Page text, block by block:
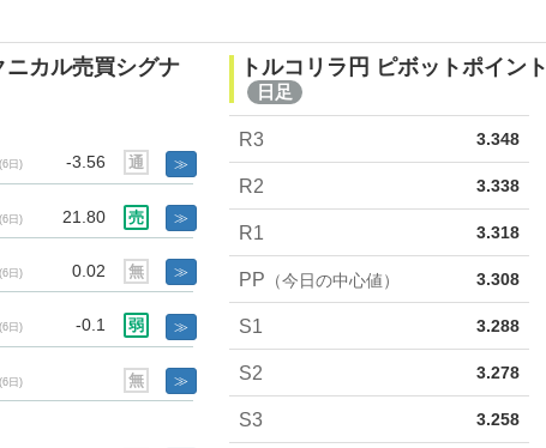
ニカル売買シグナ
(6日) -3.56 通 ≫
(6日) 21.80 売 ≫
(6日) 0.02 無 ≫
(6日) -0.1 弱 ≫
(6日) 無 ≫
トルコリラ円 ピボットポイント
日足
R3 3.348
R2 3.338
R1 3.318
PP （今日の中心値） 3.308
S1 3.288
S2 3.278
S3 3.258